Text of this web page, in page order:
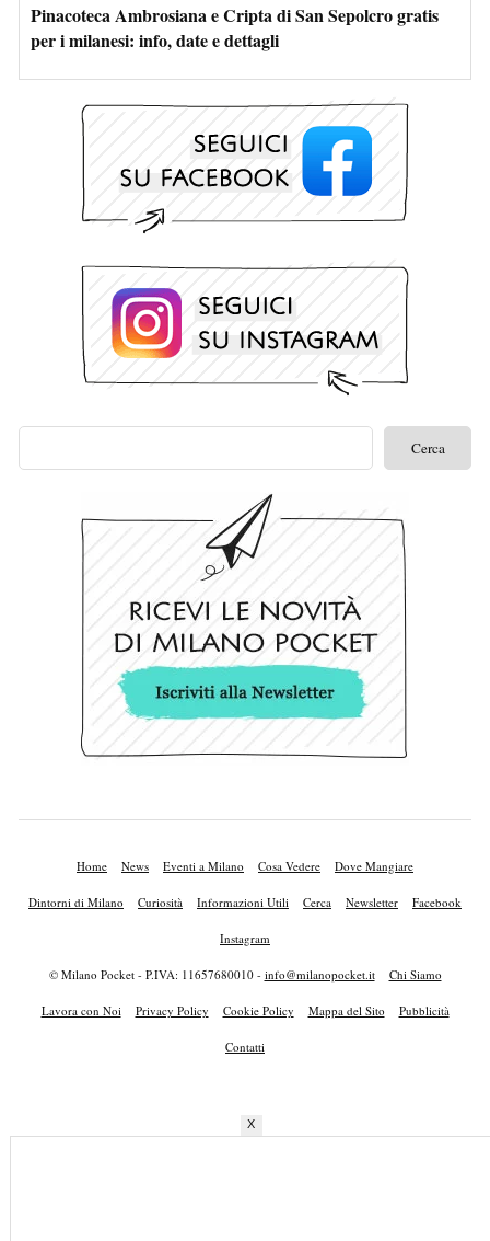
Pinacoteca Ambrosiana e Cripta di San Sepolcro gratis
per i milanesi: info, date e dettagli
Home News Eventi a Milano Cosa Vedere Dove Mangiare
Dintorni di Milano Curiosità Informazioni Utili Cerca Newsletter Facebook
Instagram
© Milano Pocket - P.IVA: 11657680010 - info@milanopocket.it Chi Siamo
Lavora con Noi Privacy Policy Cookie Policy Mappa del Sito Pubblicità
Contatti
X